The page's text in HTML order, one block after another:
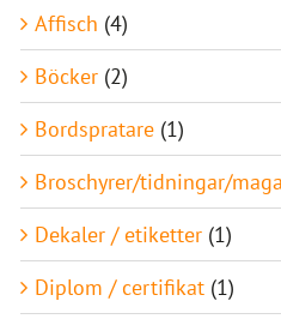
Affisch (4)
Böcker (2)
Bordspratare (1)
Broschyrer/tidningar/
Dekaler / etiketter (1)
Diplom / certifikat (1)